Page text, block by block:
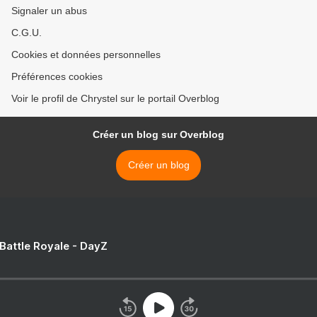
Signaler un abus
C.G.U.
Cookies et données personnelles
Préférences cookies
Voir le profil de Chrystel sur le portail Overblog
Créer un blog sur Overblog
Créer un blog
Royale - DayZ